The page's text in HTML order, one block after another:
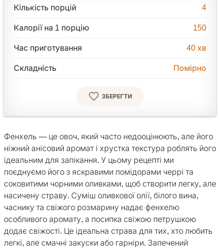
Кількість порцій 4
Калорії на 1 порцію 150
Час приготування 40 хв
Складність Помірно
ЗБЕРЕГТИ
Фенхель — це овоч, який часто недооцінюють, але його
ніжний анісовий аромат і хрустка текстура роблять його
ідеальним для запікання. У цьому рецепті ми
поєднуємо його з яскравими помідорами черрі та
соковитими чорними оливками, щоб створити легку, але
насичену страву. Суміш оливкової олії, білого вина,
часнику та свіжого розмарину надає фенхелю
особливого аромату, а посипка свіжою петрушкою
додає свіжості. Це ідеальна страва для тих, хто любить
легкі, але смачні закуски або гарніри. Запечений